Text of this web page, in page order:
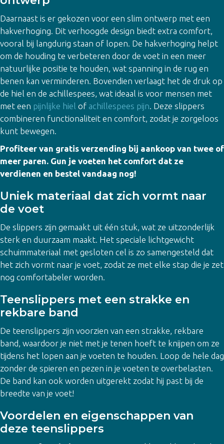
Daarnaast is er gekozen voor een slim ontwerp met een
hakverhoging. Dit verhoogde design biedt extra comfort,
vooral bij langdurig staan of lopen. De hakverhoging helpt
om de houding te verbeteren door de voet in een meer
natuurlijke positie te houden, wat spanning in de rug en
benen kan verminderen. Bovendien verlaagt het de druk op
de hiel en de achillespees, wat ideaal is voor mensen met
met een pijnlijke hiel of achillespees pijn. Deze slippers
combineren functionaliteit en comfort, zodat je zorgeloos
kunt bewegen.
Profiteer van gratis verzending bij aankoop van twee of
meer paren. Gun je voeten het comfort dat ze
verdienen en bestel vandaag nog!
Uniek materiaal dat zich vormt naar
de voet
De slippers zijn gemaakt uit één stuk, wat ze uitzonderlijk
sterk en duurzaam maakt. Het speciale lichtgewicht
schuimmateriaal met gesloten cel is zo samengesteld dat
het zich vormt naar je voet, zodat ze met elke stap die je zet
nog comfortabeler worden.
Teenslippers met een strakke en
rekbare band
De teenslippers zijn voorzien van een strakke, rekbare
band, waardoor je niet met je tenen hoeft te knijpen om ze
tijdens het lopen aan je voeten te houden. Loop de hele dag
zonder de spieren en pezen in je voeten te overbelasten.
De band kan ook worden uitgerekt zodat hij past bij de
breedte van je voet!
Voordelen en eigenschappen van
deze teenslippers